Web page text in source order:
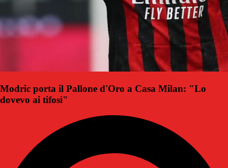
Modric porta il Pallone d'Oro a Casa Milan: "Lo
dovevo ai tifosi"